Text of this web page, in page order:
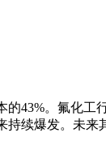
43%。氟化
续爆发。未来